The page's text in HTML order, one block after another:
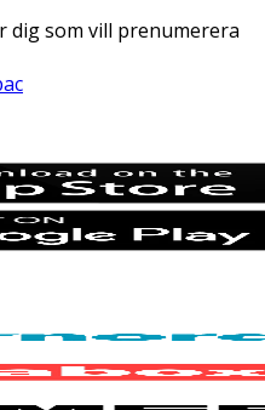
dig som vill prenumerera